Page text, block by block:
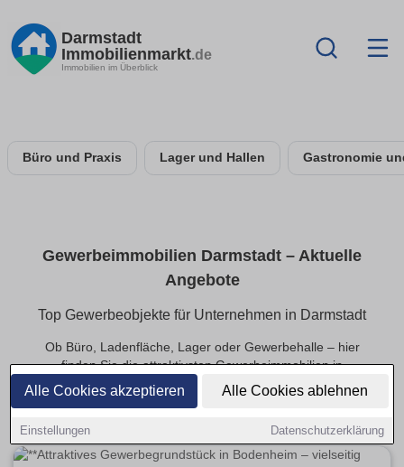
Alle Cookies akzeptieren Alle Cookies ablehnen
Einstellungen Datenschutzerklärung
Darmstadt
Immobilienmarkt.de
Immobilien im Überblick
Büro und Praxis Lager und Hallen Gastronomie
Gewerbeimmobilien Darmstadt – Aktuelle
Angebote
Top Gewerbeobjekte für Unternehmen in Darmstadt
Ob Büro, Ladenfläche, Lager oder Gewerbehalle – hier
finden Sie die attraktivsten Gewerbeimmobilien in
Darmstadt. Perfekt für Start-ups, Mittelstand und etablierte
Unternehmen, die schnell verfügbare Flächen suchen.